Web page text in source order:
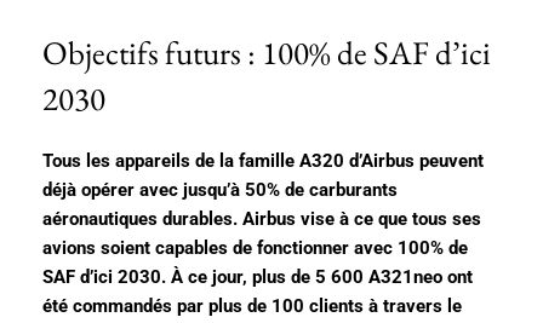
Objectifs futurs : 100% de SAF d’ici
2030
Tous les appareils de la famille A320 d’Airbus peuvent
déjà opérer avec jusqu’à 50% de carburants
aéronautiques durables. Airbus vise à ce que tous ses
avions soient capables de fonctionner avec 100% de
SAF d’ici 2030. À ce jour, plus de 5 600 A321neo ont
été commandés par plus de 100 clients à travers le